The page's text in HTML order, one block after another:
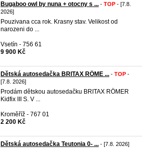
Bugaboo owl by nuna + otocny s ... - TOP - [7.8.
2026]
Pouzivana cca rok. Krasny stav. Velikost od
narozeni do ...
Vsetín - 756 61
9 900 Kč
Dětská autosedačka BRITAX RÖME ... - TOP -
[7.8. 2026]
Prodám dětskou autosedačku BRITAX RÖMER
Kidfix III S. V ...
Kroměříž - 767 01
2 200 Kč
Dětská autosedačka Teutonia 0- ... - [7.8. 2026]